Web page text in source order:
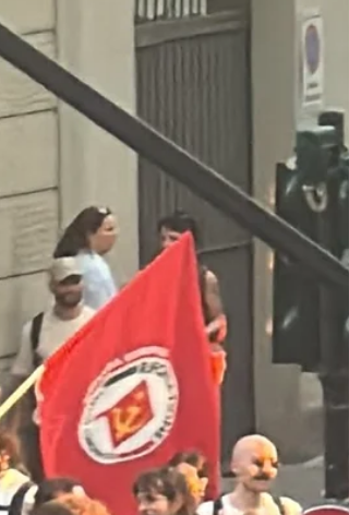
ispezionati (tra i quali un bar chiuso ai sensi
dell’articolo 100 del Tulps), quattro chili di
stupefacente sequestrate. E’ il bilancio del
straordinario di controllo d